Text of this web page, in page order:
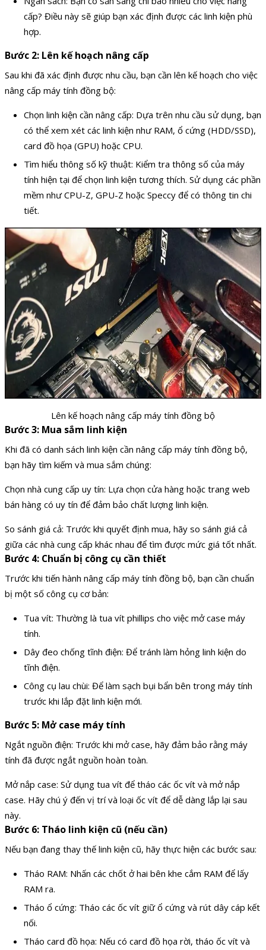
cấp? Điều này sẽ giúp bạn xác định được các linh kiện phù
hợp.
Bước 2: Lên kế hoạch nâng cấp
Sau khi đã xác định được nhu cầu, bạn cần lên kế hoạch cho việc
nâng cấp máy tính đồng bộ:
Chọn linh kiện cần nâng cấp: Dựa trên nhu cầu sử dụng, bạn
có thể xem xét các linh kiện như RAM, ổ cứng (HDD/SSD),
card đồ họa (GPU) hoặc CPU.
Tìm hiểu thông số kỹ thuật: Kiểm tra thông số của máy
tính hiện tại để chọn linh kiện tương thích. Sử dụng các phần
mềm như CPU-Z, GPU-Z hoặc Speccy để có thông tin chi
tiết.
Lên kế hoạch nâng cấp máy tính đồng bộ
Bước 3: Mua sắm linh kiện
Khi đã có danh sách linh kiện cần nâng cấp máy tính đồng bộ,
bạn hãy tìm kiếm và mua sắm chúng:
Chọn nhà cung cấp uy tín: Lựa chọn cửa hàng hoặc trang web
bán hàng có uy tín để đảm bảo chất lượng linh kiện.
So sánh giá cả: Trước khi quyết định mua, hãy so sánh giá cả
giữa các nhà cung cấp khác nhau để tìm được mức giá tốt nhất.
Bước 4: Chuẩn bị công cụ cần thiết
Trước khi tiến hành nâng cấp máy tính đồng bộ, bạn cần chuẩn
bị một số công cụ cơ bản:
Tua vít: Thường là tua vít phillips cho việc mở case máy
tính.
Dây đeo chống tĩnh điện: Để tránh làm hỏng linh kiện do
tĩnh điện.
Công cụ lau chùi: Để làm sạch bụi bẩn bên trong máy tính
trước khi lắp đặt linh kiện mới.
Bước 5: Mở case máy tính
Ngắt nguồn điện: Trước khi mở case, hãy đảm bảo rằng máy
tính đã được ngắt nguồn hoàn toàn.
Mở nắp case: Sử dụng tua vít để tháo các ốc vít và mở nắp
case. Hãy chú ý đến vị trí và loại ốc vít để dễ dàng lắp lại sau
này.
Bước 6: Tháo linh kiện cũ (nếu cần)
Nếu bạn đang thay thế linh kiện cũ, hãy thực hiện các bước sau:
Tháo RAM: Nhấn các chốt ở hai bên khe cắm RAM để lấy
RAM ra.
Tháo ổ cứng: Tháo các ốc vít giữ ổ cứng và rút dây cáp kết
nối.
Tháo card đồ họa: Nếu có card đồ họa rời, tháo ốc vít và